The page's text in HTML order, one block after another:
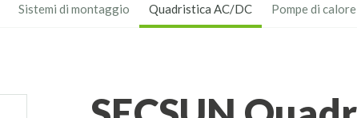
Sistemi di montaggio Quadristica AC/DC Pompe di calore